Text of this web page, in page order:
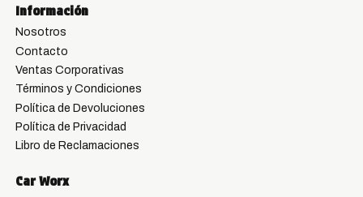
Información
Nosotros
Contacto
Ventas Corporativas
Términos y Condiciones
Política de Devoluciones
Política de Privacidad
Libro de Reclamaciones
Car Worx